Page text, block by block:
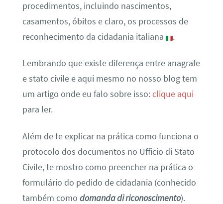
procedimentos, incluindo nascimentos,
casamentos, óbitos e claro, os processos de
reconhecimento da cidadania italiana
.
Lembrando que existe diferença entre anagrafe
e stato civile e aqui mesmo no nosso blog tem
um artigo onde eu falo sobre isso:clique aqui
para ler.
Além de te explicar na prática como funciona o
protocolo dos documentos no Ufficio di Stato
Civile, te mostro como preencher na prática o
formulário do pedido de cidadania (conhecido
também como domanda di riconoscimento).